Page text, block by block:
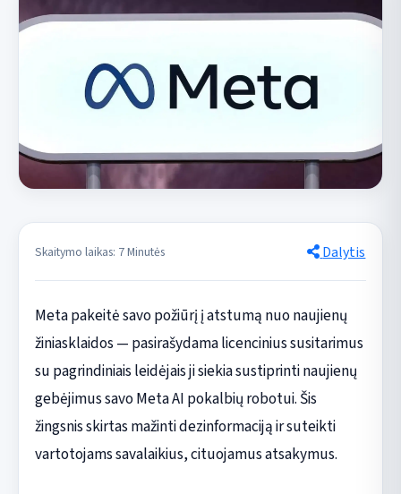
Skaitymo laikas: 7 Minutės Dalytis
Meta pakeitė savo požiūrį į atstumą nuo naujienų
žiniasklaidos — pasirašydama licencinius susitarimus
su pagrindiniais leidėjais ji siekia sustiprinti naujienų
gebėjimus savo Meta AI pokalbių robotui. Šis
žingsnis skirtas mažinti dezinformaciją ir suteikti
vartotojams savalaikius, cituojamus atsakymus.